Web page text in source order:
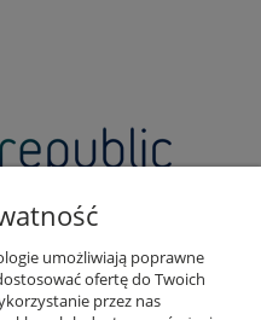
853
umożliwiają poprawne
ofertę do Twoich
przez nas